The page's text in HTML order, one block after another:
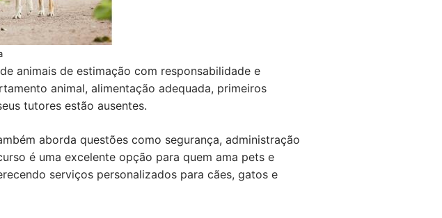
animais de estimação com responsabilidade e
animal, alimentação adequada, primeiros
tutores estão ausentes.
aborda questões como segurança, administração
é uma excelente opção para quem ama pets e
serviços personalizados para cães, gatos e